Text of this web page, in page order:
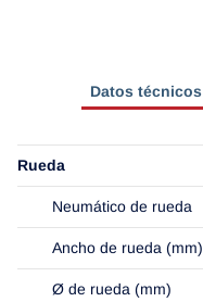
Datos técnicos
Rueda
Neumático de rueda
Ancho de rueda (mm)
Ø de rueda (mm)